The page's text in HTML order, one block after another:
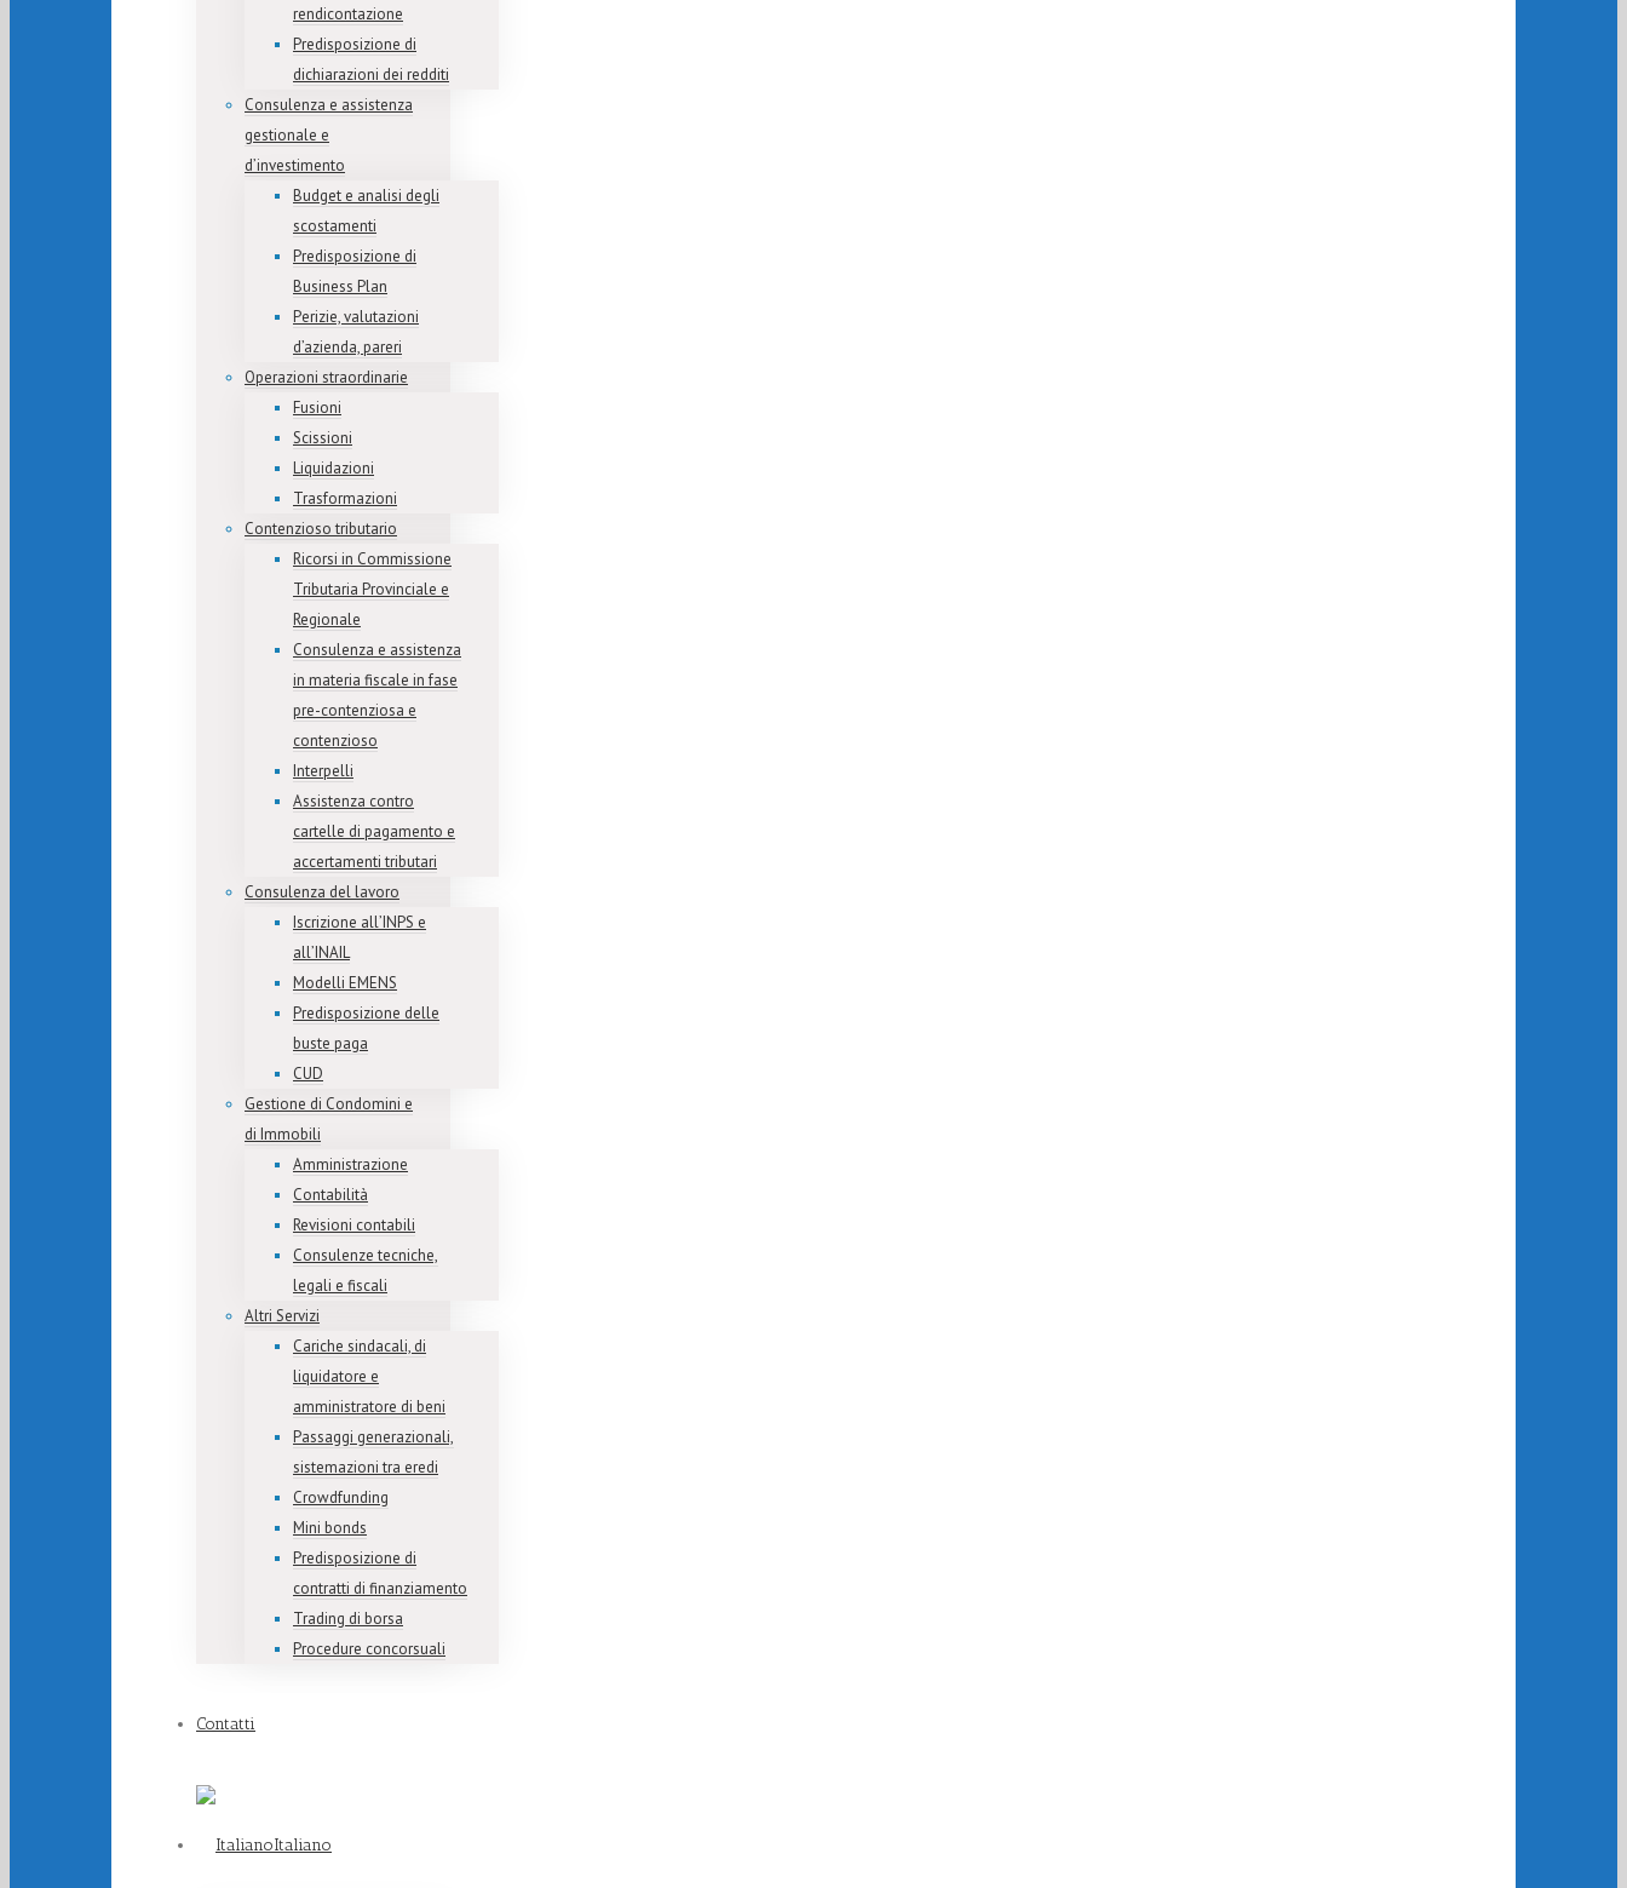
rendicontazione
Predisposizione di
dichiarazioni dei redditi
Consulenza e assistenza
gestionale e
d’investimento
Budget e analisi degli
scostamenti
Predisposizione di
Business Plan
Perizie, valutazioni
d’azienda, pareri
Operazioni straordinarie
Fusioni
Scissioni
Liquidazioni
Trasformazioni
Contenzioso tributario
Ricorsi in Commissione
Tributaria Provinciale e
Regionale
Consulenza e assistenza
in materia fiscale in fase
pre-contenziosa e
contenzioso
Interpelli
Assistenza contro
cartelle di pagamento e
accertamenti tributari
Consulenza del lavoro
Iscrizione all’INPS e
all’INAIL
Modelli EMENS
Predisposizione delle
buste paga
CUD
Gestione di Condomini e
di Immobili
Amministrazione
Contabilità
Revisioni contabili
Consulenze tecniche,
legali e fiscali
Altri Servizi
Cariche sindacali, di
liquidatore e
amministratore di beni
Passaggi generazionali,
sistemazioni tra eredi
Crowdfunding
Mini bonds
Predisposizione di
contratti di finanziamento
Trading di borsa
Procedure concorsuali
Contatti
Italiano